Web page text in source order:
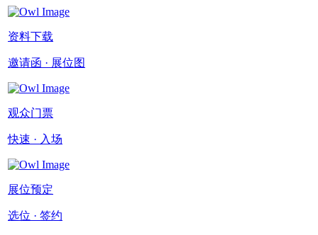
资料下载
邀请函 · 展位图
观众门票
快速 · 入场
展位预定
选位 · 签约